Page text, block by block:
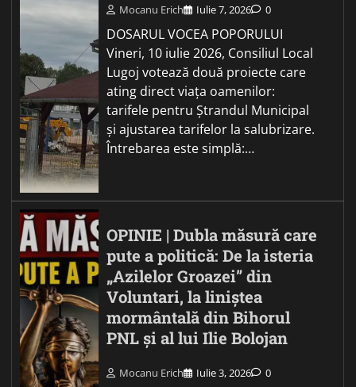
Mocanu Erich Iulie 7, 2026 0
DOSARUL VOCEA POPORULUI
Vineri, 10 iulie 2026, Consiliul Local
Lugoj votează două proiecte care
ating direct viața oamenilor:
tarifele pentru Ștrandul Municipal
și ajustarea tarifelor la salubrizare.
Întrebarea este simplă:…
OPINIE | Dubla măsură care
pute a politică: De la isteria
„Azilelor Groazei” din
Voluntari, la liniștea
mormântală din Bihorul
PNL și al lui Ilie Bolojan
Mocanu Erich Iulie 3, 2026 0